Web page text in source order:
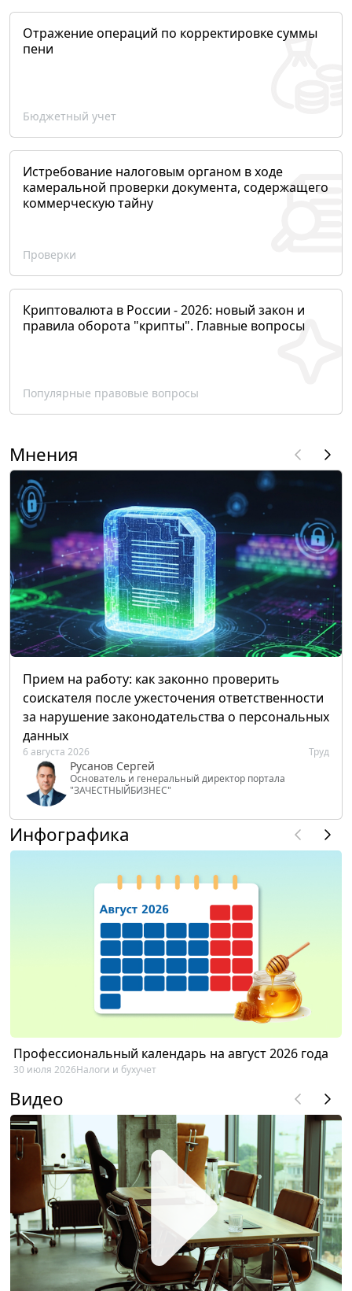
Отражение операций по корректировке суммы
пени
Бюджетный учет
Истребование налоговым органом в ходе
камеральной проверки документа, содержащего
коммерческую тайну
Проверки
Криптовалюта в России - 2026: новый закон и
правила оборота "крипты". Главные вопросы
Популярные правовые вопросы
Мнения
Прием на работу: как законно проверить
соискателя после ужесточения ответственности
за нарушение законодательства о персональных
данных
6 августа 2026 Труд
Русанов Сергей
Основатель и генеральный директор портала
"ЗАЧЕСТНЫЙБИЗНЕС"
Инфографика
Профессиональный календарь на август 2026 года
30 июля 2026Налоги и бухучет
Видео